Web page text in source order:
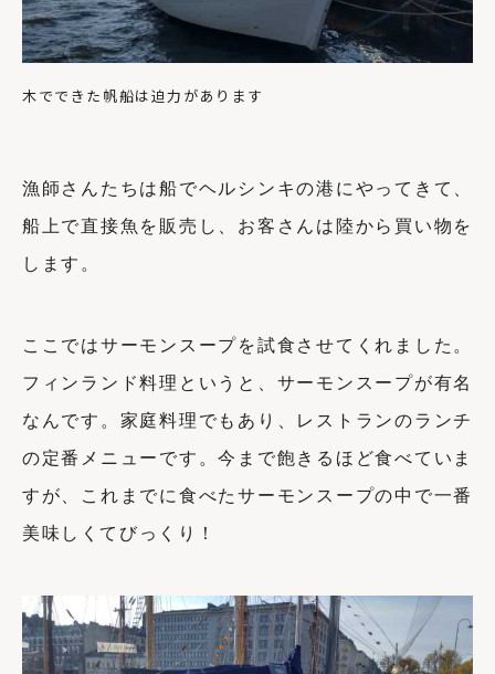
木でできた帆船は迫力があります
漁師さんたちは船でヘルシンキの港にやってきて、
船上で直接魚を販売し、お客さんは陸から買い物を
します。
ここではサーモンスープを試食させてくれました。
フィンランド料理というと、サーモンスープが有名
なんです。 家庭料理でもあり、レストランのランチ
の定番メニューです。今まで飽きるほど食べていま
すが、これまでに 食べたサーモンスープの中で一番
美味しくてびっくり！